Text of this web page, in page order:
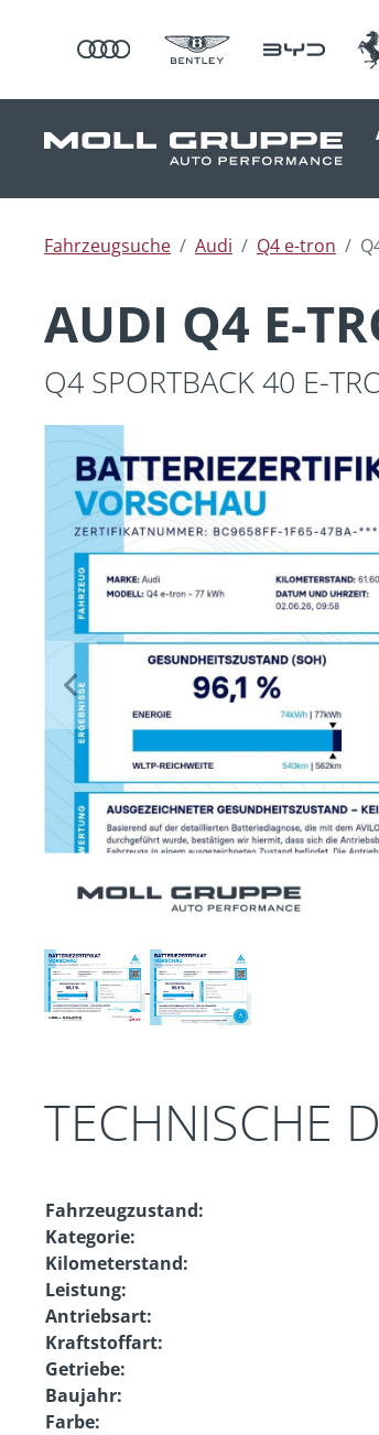
Fahrzeugsuche Audi Q4 e-tron
AUDI Q4 E-
Q4 SPORTBACK 40 E-
Previous
TECHNISCHE
Fahrzeugzustand:
Kategorie:
Kilometerstand:
Leistung:
Antriebsart:
Kraftstoffart:
Getriebe:
Baujahr:
Farbe: